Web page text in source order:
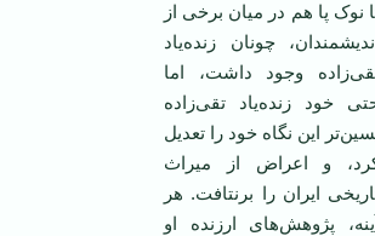
نوک پا هم در میان برخی از
چونان زنده‌یاد
وجود داشت، اما
خود زنده‌یاد تقی‌زاده
این نگاه خود را تعدیل
و اعراض از میراث
ایران را برنتافت. هر
پژوهش‌های ارزنده او